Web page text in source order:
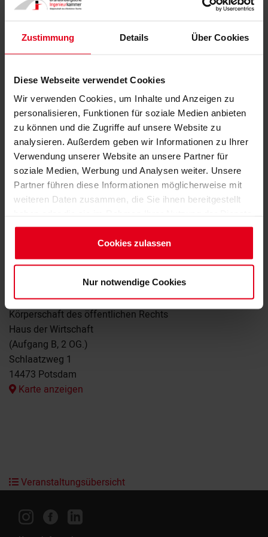
Zustimmung Details Über Cookies
Diese Webseite verwendet Cookies
Wir verwenden Cookies, um Inhalte und Anzeigen zu
personalisieren, Funktionen für soziale Medien anbieten
zu können und die Zugriffe auf unsere Website zu
analysieren. Außerdem geben wir Informationen zu Ihrer
Verwendung unserer Website an unsere Partner für
soziale Medien, Werbung und Analysen weiter. Unsere
Partner führen diese Informationen möglicherweise mit
weiteren Daten zusammen, die Sie ihnen bereitgestellt
gesammelt haben.
Datenschutzerklärung
Cookies zulassen
Nur notwendige Cookies
Veranstaltung
Ausschuss Prüfsachverständigenwesen
Inhalte:
Der Ausschuss dient als Interessenvertretung und
Ansprechpartner für die im Land Brandenburg gelisteten
Prüfsachverständigen. Er organisiert jährlich den
Prüfsachverständigentag und ist für die fachlich-
inhaltliche Leitung der Fortbildung der
Prüfsachverständigen zuständig.
06.05.2025, 11:00 - 16:00 Uhr, Potsdam
Veranstaltungsort:
Brandenburgische Ingenieurkammer
Körperschaft des öffentlichen Rechts
Haus der Wirtschaft
(Aufgang B, 2 OG.)
Schlaatzweg 1
14473 Potsdam
Karte anzeigen
Veranstaltungsübersicht